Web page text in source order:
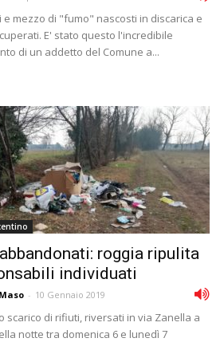
e mezzo di "fumo" nascosti in discarica e
E' stato questo l'incredibile
di un addetto del Comune a...
roggia ripulita
individuati
- 10 Gennaio 2019
scarico di rifiuti, riversati in via Zanella a
notte tra domenica 6 e lunedì 7